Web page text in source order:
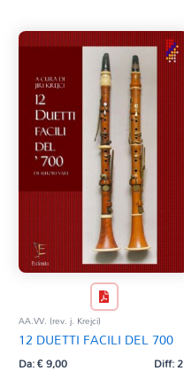
AA.VV. (rev. j. Krejci)
12 DUETTI FACILI DEL 700
Da:€9,00 Diff: 2